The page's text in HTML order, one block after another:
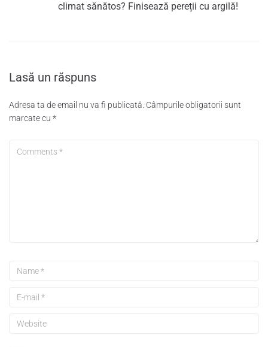
climat sănătos? Finisează pereții cu argilă!
Lasă un răspuns
Adresa ta de email nu va fi publicată. Câmpurile obligatorii sunt
marcate cu *